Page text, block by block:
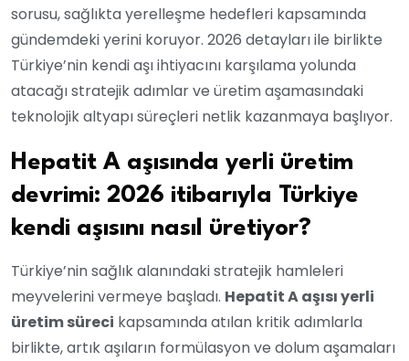
sorusu, sağlıkta yerelleşme hedefleri kapsamında
gündemdeki yerini koruyor. 2026 detayları ile birlikte
Türkiye’nin kendi aşı ihtiyacını karşılama yolunda
atacağı stratejik adımlar ve üretim aşamasındaki
teknolojik altyapı süreçleri netlik kazanmaya başlıyor.
Hepatit A aşısında yerli üretim
devrimi: 2026 itibarıyla Türkiye
kendi aşısını nasıl üretiyor?
Türkiye’nin sağlık alanındaki stratejik hamleleri
meyvelerini vermeye başladı. Hepatit A aşısı yerli
üretim süreci kapsamında atılan kritik adımlarla
birlikte, artık aşıların formülasyon ve dolum aşamaları